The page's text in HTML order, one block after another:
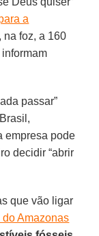
a
, na foz, a 160
informam
passar”
empresa pode
decidir “abrir
que vão ligar
do Amazonas